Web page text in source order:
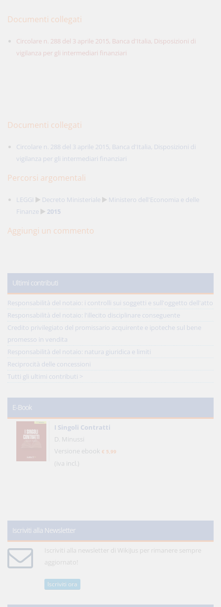
Documenti collegati
Circolare n. 288 del 3 aprile 2015, Banca d'Italia, Disposizioni di
vigilanza per gli intermediari finanziari
Documenti collegati
Circolare n. 288 del 3 aprile 2015, Banca d'Italia, Disposizioni di
vigilanza per gli intermediari finanziari
Percorsi argomentali
LEGGI Decreto Ministeriale
Ministero dell'Economia e delle
Finanze
2015
Aggiungi un commento
Ultimi contributi
Responsabilità del notaio: i controlli sui soggetti e sull'oggetto dell'atto
Responsabilità del notaio: l'illecito disciplinare conseguente
Credito privilegiato del promissario acquirente e ipoteche sul bene
promesso in vendita
Responsabilità del notaio: natura giuridica e limiti
Reciprocità delle concessioni
Tutti gli ultimi contributi >
E-Book
I Singoli Contratti
D. Minussi
Versione ebook € 5,99
(iva incl.)
Iscriviti alla Newsletter
Iscriviti alla newsletter di WikiJus per rimanere sempre
aggiornato!
Iscriviti ora